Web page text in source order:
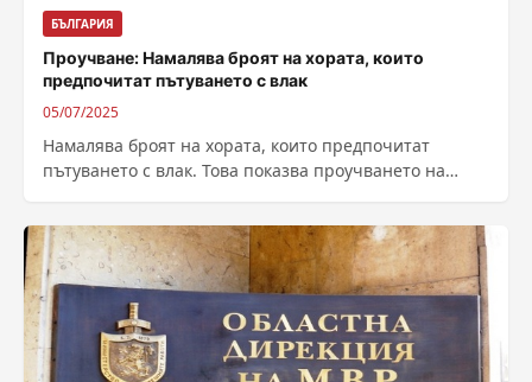
БЪЛГАРИЯ
Проучване: Намалява броят на хората, които
предпочитат пътуването с влак
05/07/2025
Намалява броят на хората, които предпочитат
пътуването с влак. Това показва проучването на
обсъждането...